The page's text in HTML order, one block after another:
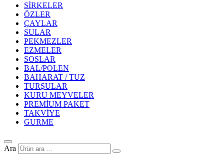
SİRKELER
ÖZLER
ÇAYLAR
SULAR
PEKMEZLER
EZMELER
SOSLAR
BAL/POLEN
BAHARAT / TUZ
TURŞULAR
KURU MEYVELER
PREMİUM PAKET
TAKVİYE
GURME
Ara